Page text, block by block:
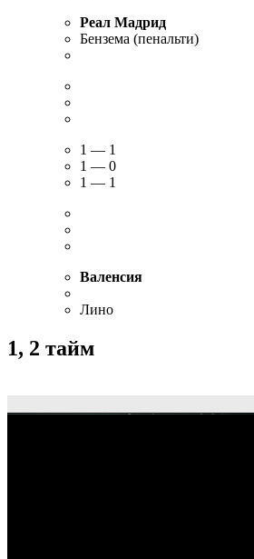
Реал Мадрид
Бензема (пенальти)
1 — 1
1 — 0
1 — 1
Валенсия
Лино
1, 2 тайм